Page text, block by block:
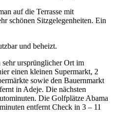
auf die Terrasse mit
schönen Sitzgelegenheiten. Ein
und beheizt.
ursprünglicher Ort im
einen kleinen Supermarkt, 2
sowie den Bauernmarkt
in Adeje. Die nächsten
Die Golfplätze Abama
entfernt Check in 3 – 11